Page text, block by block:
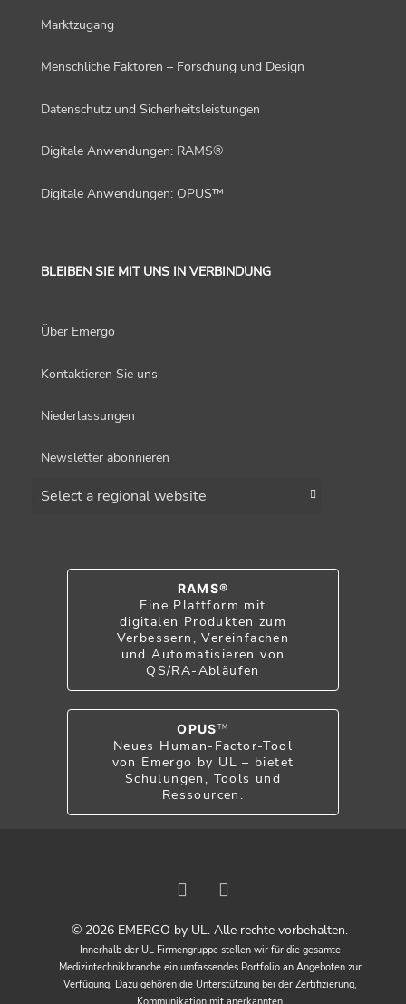
Marktzugang
Menschliche Faktoren – Forschung und Design
Datenschutz und Sicherheitsleistungen
Digitale Anwendungen: RAMS®
Digitale Anwendungen: OPUS™
BLEIBEN SIE MIT UNS IN VERBINDUNG
Über Emergo
Kontaktieren Sie uns
Niederlassungen
Newsletter abonnieren
RAMS®
Eine Plattform mit
digitalen Produkten zum
Verbessern, Vereinfachen
und Automatisieren von
QS/RA-Abläufen
OPUS TM
Neues Human-Factor-Tool
von Emergo by UL – bietet
Schulungen, Tools und
Ressourcen.
© 2026 EMERGO by UL. Alle rechte vorbehalten.
Innerhalb der UL Firmengruppe stellen wir für die gesamte
Medizintechnikbranche ein umfassendes Portfolio an Angeboten zur
Verfügung. Dazu gehören die Unterstützung bei der Zertifizierung,